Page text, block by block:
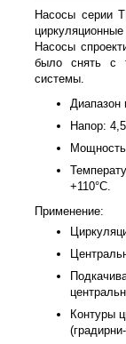
Насосы серии
Насосы
было снять с
системы.
Напор:
+110°С.
Применение:
Контуры